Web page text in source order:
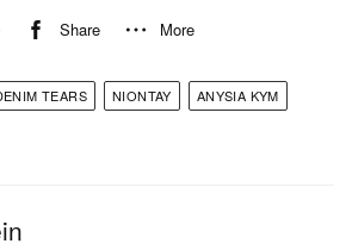
Share More
TEARS NIONTAY
ANYSIA KYM